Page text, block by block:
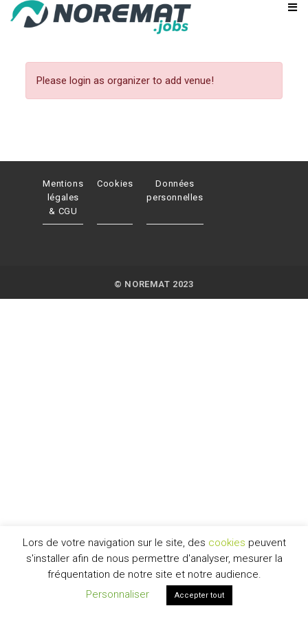
Please login as organizer to add venue!
Mentions
légales
& CGU
Cookies
Données
personnelles
© NOREMAT 2023
Lors de votre navigation sur le site, des cookies peuvent
s'installer afin de nous permettre d'analyser, mesurer la
fréquentation de notre site et notre audience.
Personnaliser
Accepter tout